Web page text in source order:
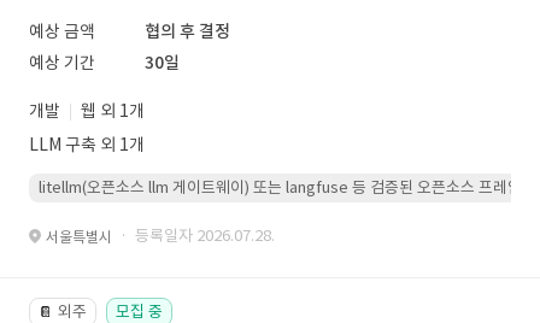
예상 금액
협의 후 결정
예상 기간
30일
개발
웹 외 1개
LLM 구축 외 1개
litellm(오픈소스 llm 게이트웨이) 또는 langfuse 등 검증된 오픈소스 프레임워
서울특별시 · 등록일자 2026.07.28.
📔 외주 모집 중